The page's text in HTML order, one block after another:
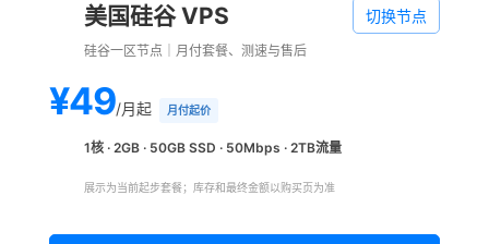
美国硅谷 VPS 切换节点
硅谷一区节点｜月付套餐、测速与售后
¥49/月起 月付起价
1核 · 2GB · 50GB SSD · 50Mbps · 2TB流量
展示为当前起步套餐；库存和最终金额以购买页为准